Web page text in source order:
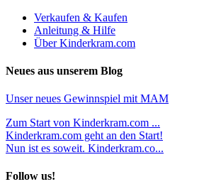
Verkaufen & Kaufen
Anleitung & Hilfe
Über Kinderkram.com
Neues aus unserem Blog
Unser neues Gewinnspiel mit MAM
Zum Start von Kinderkram.com ...
Kinderkram.com geht an den Start!
Nun ist es soweit. Kinderkram.co...
Follow us!